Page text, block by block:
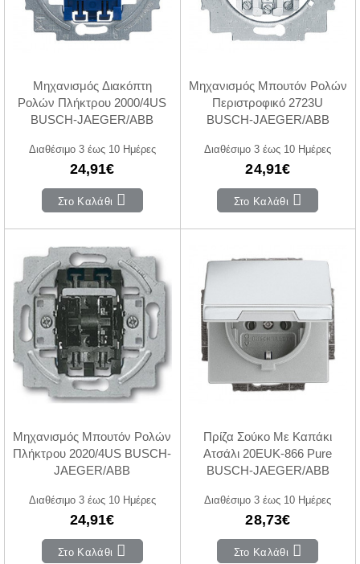
Μηχανισμός Διακόπτη
Ρολών Πλήκτρου 2000/4US
BUSCH-JAEGER/ABB
Διαθέσιμο 3 έως 10 Ημέρες
24,91€
Στο Καλάθι
Μηχανισμός Μπουτόν Ρολών
Περιστροφικό 2723U
BUSCH-JAEGER/ABB
Διαθέσιμο 3 έως 10 Ημέρες
24,91€
Στο Καλάθι
Μηχανισμός Μπουτόν Ρολών
Πλήκτρου 2020/4US BUSCH-
JAEGER/ABB
Διαθέσιμο 3 έως 10 Ημέρες
24,91€
Στο Καλάθι
Πρίζα Σούκο Με Καπάκι
Ατσάλι 20EUK-866 Pure
BUSCH-JAEGER/ABB
Διαθέσιμο 3 έως 10 Ημέρες
28,73€
Στο Καλάθι